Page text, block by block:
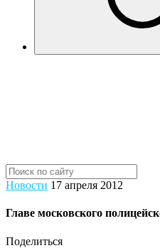
Новости 17 апреля 2012
Главе московского
Поделиться